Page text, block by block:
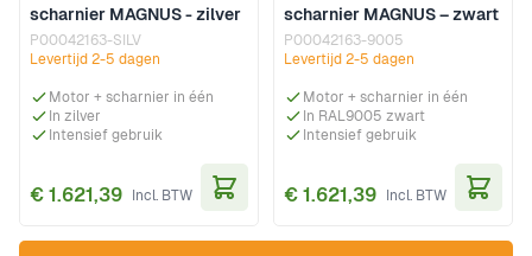
scharnier MAGNUS - zilver
P00042163-SILV
Levertijd 2-5 dagen
Motor + scharnier in één
In zilver
Intensief gebruik
€ 1.621,39
scharnier MAGNUS – zwart
P00042163-9005
Levertijd 2-5 dagen
Motor + scharnier in één
In RAL9005 zwart
Intensief gebruik
€ 1.621,39